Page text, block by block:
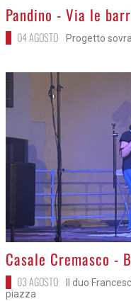
>
Pandino - Via le
04 AGOSTO Progetto
>
Casale Cremasco -
03 AGOSTO
Il duo
piazza